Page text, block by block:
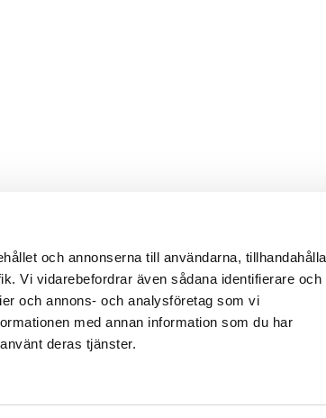
och annonserna till användarna, tillhandahålla
Vi vidarebefordrar även sådana identifierare och
och annons- och analysföretag som vi
med annan information som du har
deras tjänster.
Dataintegritet Uppförandekod